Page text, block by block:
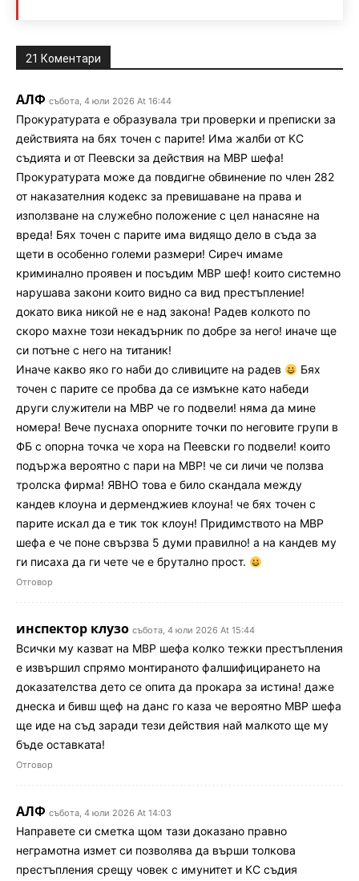
21 Коментари
АЛФ събота, 4 юли 2026 At 16:44
Прокуратурата е образувала три проверки и преписки за
действията на бях точен с парите! Има жалби от КС
съдията и от Пеевски за действия на МВР шефа!
Прокуратурата може да повдигне обвинение по член 282
от наказателния кодекс за превишаване на права и
използване на служебно положение с цел нанасяне на
вреда! Бях точен с парите има видящо дело в съда за
щети в особенно големи размери! Сиреч имаме
криминално проявен и посъдим МВР шеф! които системно
нарушава закони които видно са вид престъпление!
докато вика никой не е над закона! Радев колкото по
скоро махне този некадърник по добре за него! иначе ще
си потъне с него на титаник!
Иначе какво яко го наби до сливиците на радев
Бях
точен с парите се пробва да се измъкне като набеди
други служители на МВР че го подвели! няма да мине
номера! Вече пуснаха опорните точки по неговите групи в
ФБ с опорна точка че хора на Пеевски го подвели! които
подържа вероятно с пари на МВР! че си личи че ползва
тролска фирма! ЯВНО това е било скандала между
кандев клоуна и дерменджиев клоуна! че бях точен с
парите искал да е тик ток клоун! Придимството на МВР
шефа е че поне свързва 5 думи правилно! а на кандев му
ги писаха да ги чете че е брутално прост.
Отговор
инспектор клузо събота, 4 юли 2026 At 15:44
Всички му казват на МВР шефа колко тежки престъпления
е извършил спрямо монтираното фалшифицирането на
доказателства дето се опита да прокара за истина! даже
днеска и бивш щеф на данс го каза че вероятно МВР шефа
ще иде на съд заради тези действия най малкото ще му
бъде оставката!
Отговор
АЛФ събота, 4 юли 2026 At 14:03
Направете си сметка щом тази доказано правно
неграмотна измет си позволява да върши толкова
престъпления срещу човек с имунитет и КС съдия